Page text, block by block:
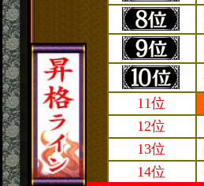
11位
12位
13位
14位